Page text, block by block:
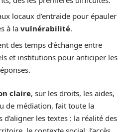
locaux d’entraide pour épauler
à la vulnérabilité.
des temps d’échange entre
et institutions pour anticiper les
claire, sur les droits, les aides,
de médiation, fait toute la
les textes : la réalité des